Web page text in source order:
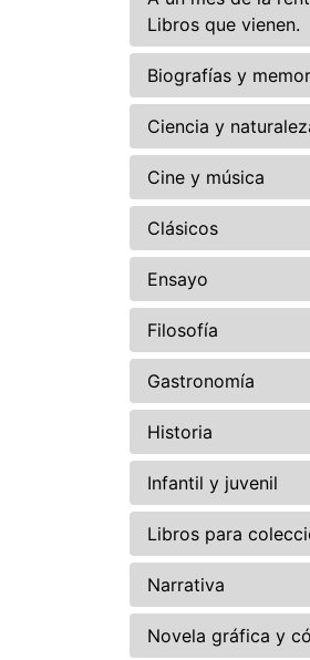
Libros que vienen.
Biografías y
Ciencia y
Cine y música
Clásicos
Ensayo
Filosofía
Gastronomía
Historia
Infantil y juvenil
Libros para
Narrativa
Novela gráfica y